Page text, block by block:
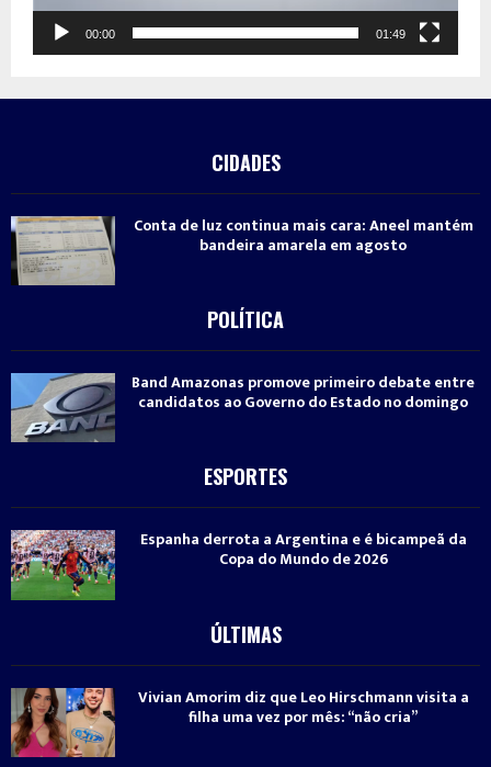
00:00 01:49
CIDADES
Conta de luz continua mais cara: Aneel mantém
bandeira amarela em agosto
POLÍTICA
Band Amazonas promove primeiro debate entre
candidatos ao Governo do Estado no domingo
ESPORTES
Espanha derrota a Argentina e é bicampeã da
Copa do Mundo de 2026
ÚLTIMAS
Vivian Amorim diz que Leo Hirschmann visita a
filha uma vez por mês: “não cria”